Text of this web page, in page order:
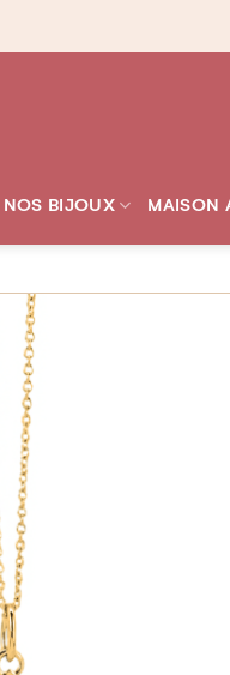
NOS BIJOUX MAISON